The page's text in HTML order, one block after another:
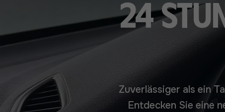
24
Zuverlässiger als ein
Entdecken Sie eine